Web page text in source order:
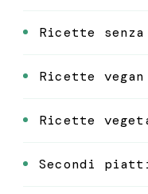
Ricette
Ricette vegan
Ricette
Secondi